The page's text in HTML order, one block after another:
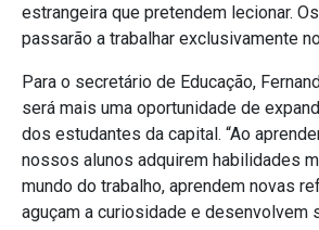
estrangeira que pretendem lecionar.
passarão a trabalhar exclusivamente no
Para o secretário de Educação,
será mais uma oportunidade de
dos estudantes da capital. “Ao
nossos alunos adquirem habilidades
mundo do trabalho, aprendem novas
aguçam a curiosidade e desenvolvem